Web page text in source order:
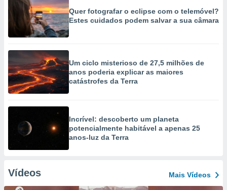
Quer fotografar o eclipse com o telemóvel?
Estes cuidados podem salvar a sua câmara
Um ciclo misterioso de 27,5 milhões de
anos poderia explicar as maiores
catástrofes da Terra
Incrível: descoberto um planeta
potencialmente habitável a apenas 25
anos-luz da Terra
Vídeos Mais Vídeos